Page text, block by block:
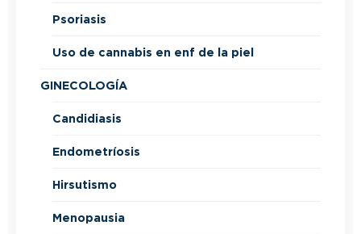
Psoriasis
Uso de cannabis en enf de la piel
GINECOLOGÍA
Candidiasis
Endometríosis
Hirsutismo
Menopausia